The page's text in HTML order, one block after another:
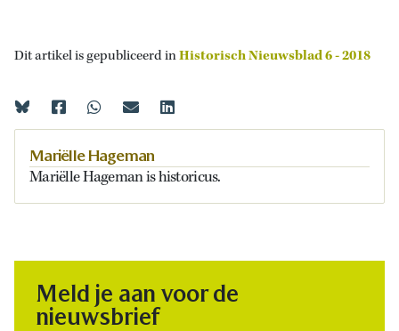
Dit artikel is gepubliceerd inHistorisch Nieuwsblad 6 - 2018
Mariëlle Hageman
Mariëlle Hageman is historicus.
Meld je aan voor de
nieuwsbrief